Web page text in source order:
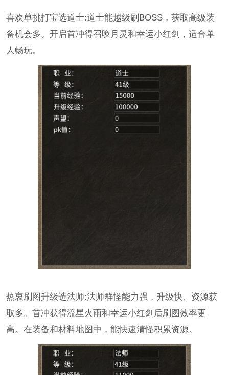
喜欢单挑打宝选道士:道士能越级刷BOSS，获取高级装
备机会多。开启首冲得召唤月灵和幸运小红剑，适合单
人畅玩。
热衷刷图升级选法师:法师群怪能力强，升级快、资源获
取多。首冲获得流星火雨和幸运小红剑后刷图效率更
高。在装备和材料地图中，能快速清怪积累资源。